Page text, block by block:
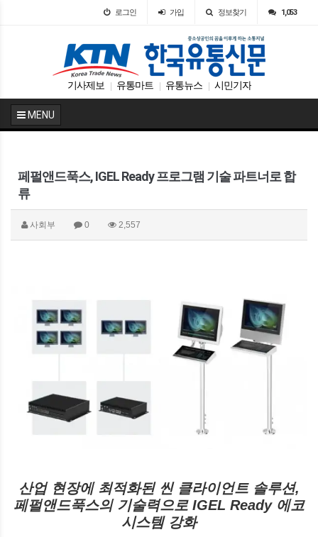
로그인 가입 정보찾기 1,053
기사제보 유통마트 유통뉴스 시민기자
MENU
페펄앤드푹스, IGEL Ready 프로그램 기술 파트너로 합
류
사회부 0 2,557
산업 현장에 최적화된 씬 클라이언트 솔루션,
페펄앤드푹스의 기술력으로 IGEL Ready 에코
시스템 강화